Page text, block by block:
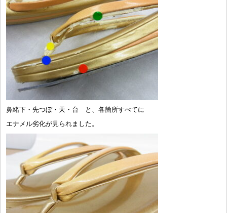
鼻緒下・先つぼ・天・台 と、各箇所すべてに
エナメル劣化が見られました。